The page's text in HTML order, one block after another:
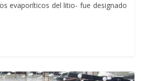
evaporíticos del litio- fue designado